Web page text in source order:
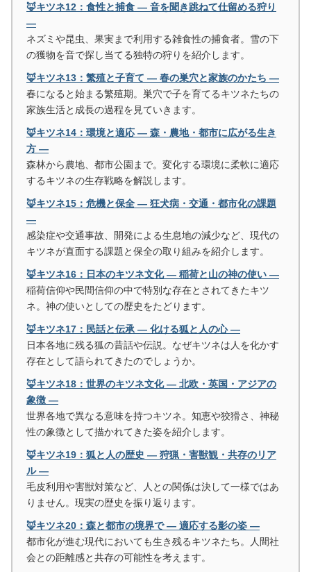
🦊キツネ12：食性と捕食 ― 音を聞き跳ねて仕留める狩り
―
ネズミや昆虫、果実まで利用する雑食性の捕食者。雪の下
の獲物を音で探し当てる独特の狩りを紹介します。
🦊キツネ13：繁殖と子育て ― 春の巣穴と家族のかたち ―
春になると始まる繁殖期。巣穴で子を育てるキツネたちの
家族生活と成長の過程を見ていきます。
🦊キツネ14：環境と適応 ― 森・農地・都市に広がる生き
方 ―
森林から農地、都市公園まで。変化する環境に柔軟に適応
するキツネの生存戦略を解説します。
🦊キツネ15：危機と保全 ― 狂犬病・交通・都市化の課題
―
感染症や交通事故、開発による生息地の減少など、現代の
キツネが直面する課題と保全の取り組みを紹介します。
🦊キツネ16：日本のキツネ文化 ― 稲荷と山の神の使い ―
稲荷信仰や民間信仰の中で特別な存在とされてきたキツ
ネ。神の使いとしての歴史をたどります。
🦊キツネ17：民話と伝承 ― 化ける狐と人の心 ―
日本各地に残る狐の昔話や伝説。なぜキツネは人を化かす
存在として語られてきたのでしょうか。
🦊キツネ18：世界のキツネ文化 ― 北欧・英国・アジアの
象徴 ―
世界各地で異なる意味を持つキツネ。知恵や狡猾さ、神秘
性の象徴として描かれてきた姿を紹介します。
🦊キツネ19：狐と人の歴史 ― 狩猟・害獣観・共存のリア
ル ―
毛皮利用や害獣対策など、人との関係は決して一様ではあ
りません。現実の歴史を振り返ります。
🦊キツネ20：森と都市の境界で ― 適応する影の姿 ―
都市化が進む現代においても生き残るキツネたち。人間社
会との距離感と共存の可能性を考えます。